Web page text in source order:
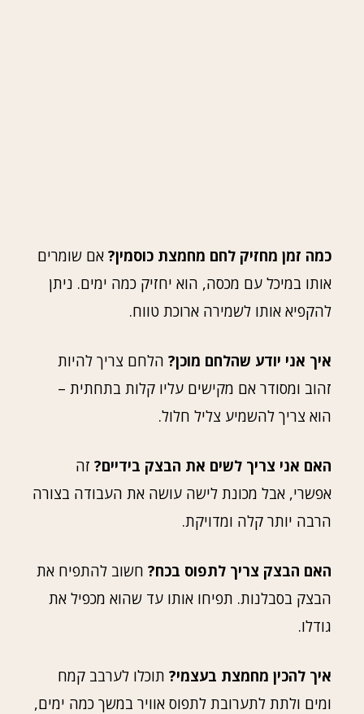
כמה זמן מחזיק לחם מחמצת כוסמין? אם שומרים
אותו במיכל עם מכסה, הוא יחזיק כמה ימים. ניתן
להקפיא אותו לשמירה ארוכת טווח.
איך אני יודע שהלחם מוכן? הלחם צריך להיות
זהוב ומסודר אם מקישים עליו קלות בתחתית –
הוא צריך להשמיע צליל חלול.
האם אני צריך לשים את הבצק בידיים? זה
אפשרי, אבל מכונת לישה עושה את העבודה בצורה
הרבה יותר קלה ומדויקת.
האם הבצק צריך לתפוס בכח? חשוב להתפיח את
הבצק בסבלנות. תפיחו אותו עד שהוא מכפיל את
גודלו.
איך להכין מחמצת בעצמי? תוכלו לערבב קמח
ומים ולתת לתערובת לתפוס אוויר במשך כמה ימים,